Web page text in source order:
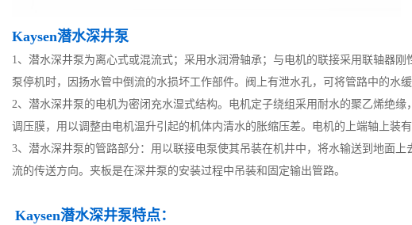
Kaysen潜水深井泵
1、潜水深井泵为离心式或混流式；采用水润滑轴承；与电机的联接采用联轴器
泵停机时，因扬水管中倒流的水损坏工作部件。阀上有泄水孔，可将管路中的水
2、潜水深井泵的电机为密闭充水湿式结构。电机定子绕组采用耐水的聚乙烯绝
调压膜，用以调整由电机温升引起的机体内清水的胀缩压差。电机的上端轴上装
3、潜水深井泵的管路部分：用以联接电泵使其吊装在机井中，将水输送到地面
流的传送方向。夹板是在深井泵的安装过程中吊装和固定输出管路。
Kaysen潜水深井泵特点：